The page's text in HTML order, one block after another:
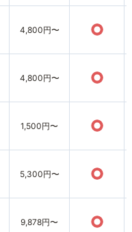
4,800円〜 ○
4,800円〜 ○
1,500円〜 ○
5,300円〜 ○
9,878円〜 ○